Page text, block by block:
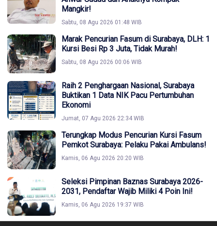
Mangkir!
Sabtu, 08 Agu 2026 01:48 WIB
Marak Pencurian Fasum di Surabaya, DLH: 1
Kursi Besi Rp 3 Juta, Tidak Murah!
Sabtu, 08 Agu 2026 00:06 WIB
Raih 2 Penghargaan Nasional, Surabaya
Buktikan 1 Data NIK Pacu Pertumbuhan
Ekonomi
Jumat, 07 Agu 2026 22:34 WIB
Terungkap Modus Pencurian Kursi Fasum
Pemkot Surabaya: Pelaku Pakai Ambulans!
Kamis, 06 Agu 2026 20:20 WIB
Seleksi Pimpinan Baznas Surabaya 2026-
2031, Pendaftar Wajib Miliki 4 Poin Ini!
Kamis, 06 Agu 2026 19:37 WIB